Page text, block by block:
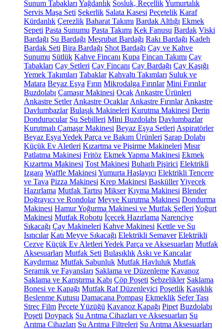
Sunum Tabakları Yağdanlık Sosluk, ReçellikYumurtalık
Servis Maşa Seti Şekerlik Salata Kasesi Peçetelik Karaf
Kürdanlık Çerezlik Baharat Takımı Bardak Altlığı Ekmek
Sepeti Pasta Sunumu Pasta Takımı Kek Fanusu Bardak Viski
Bardağı Su Bardağı Meşrubat Bardağı Rakı Bardağı Kadeh
Bardak Seti Bira Bardağı Shot Bardağı Çay ve Kahve
Sunumu Sütlük Kahve Fincanı Kupa Fincan Takımı Çay
Tabakları Çay Setleri Çay Fincanı Çay Bardağı Çay Kaşığı
Yemek Takımları Tabaklar Kahvaltı Takımları Suluk ve
Matara Beyaz Eşya Fırın Mikrodalga Fırınlar Mini Fırınlar
Buzdolabı Çamaşır Makinesi Ocak Ankastre Ürünleri
Ankastre Setler Ankastre Ocaklar Ankastre Fırınlar Ankastre
Davlumbazlar Bulaşık Makineleri Kurutma Makinesi Derin
Dondurucular Su Sebilleri Mini Buzdolabı Davlumbazlar
Kurutmalı Çamaşır Makinesi Beyaz Eşya Setleri Aspiratörler
Beyaz Eşya Yedek Parça ve Bakım Ürünleri Şarap Dolabı
Küçük Ev Aletleri Kızartma ve Pişirme Makineleri Mısır
Patlatma Makinesi Fritöz Ekmek Yapma Makinesi Ekmek
Kızartma Makinesi Tost Makinesi Buharlı Pişirici Elektrikli
Izgara Waffle Makinesi Yumurta Haşlayıcı Elektrikli Tencere
ve Tava Pizza Makinesi Krep Makinesi BasküllerYiyecek
Hazırlama Mutfak Tartısı Mikser Kıyma Makinesi Blender
Doğrayıcı ve Rondolar Meyve Kurutma Makinesi Dondurma
Makinesi Hamur Yoğurma Makinesi ve Mutfak Şefleri Yoğurt
Makinesi Mutfak Robotu İçecek Hazırlama Narenciye
Sıkacağı Çay Makineleri Kahve Makinesi Kettle ve Su
Isıtıcılar Katı Meyve Sıkacağı Elektrikli Semaver Elektrikli
Cezve Küçük Ev Aletleri Yedek Parça ve Aksesuarları Mutfak
Aksesuarları Mutfak Seti Bulaşıklık Askı ve Kancalar
Kaydırmaz Mutfak Sabunluk Mutfak Havluluk Mutfak
Seramik ve Fayansları Saklama ve Düzenleme Kavanoz
Saklama ve Karıştırma Kabı Çöp Poşeti Sebzelikler Saklama
Bonesi ve Kapağı Mutfak Raf Düzenleyici Poşetlik Kaşıklık
Beslenme Kutusu Damacana Pompası Ekmeklik Sefer Tası
Streç Film Peçete Yüzüğü Kavanoz Kapağı Pipet Buzdolabı
Poşeti Doypack Su Arıtma Cihazları ve Aksesuarları Su
Arıtma Cihazları Su Arıtma Filtreleri Su Arıtma Aksesuarları